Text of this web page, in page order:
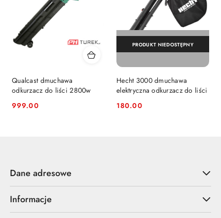
Qualcast dmuchawa
odkurzacz do liści 2800w
Cena:
999.00
Hecht 3000 dmuchawa
elektryczna odkurzacz do liści
Cena:
180.00
PRODUKT NIEDOSTĘPNY
Dane adresowe
Informacje